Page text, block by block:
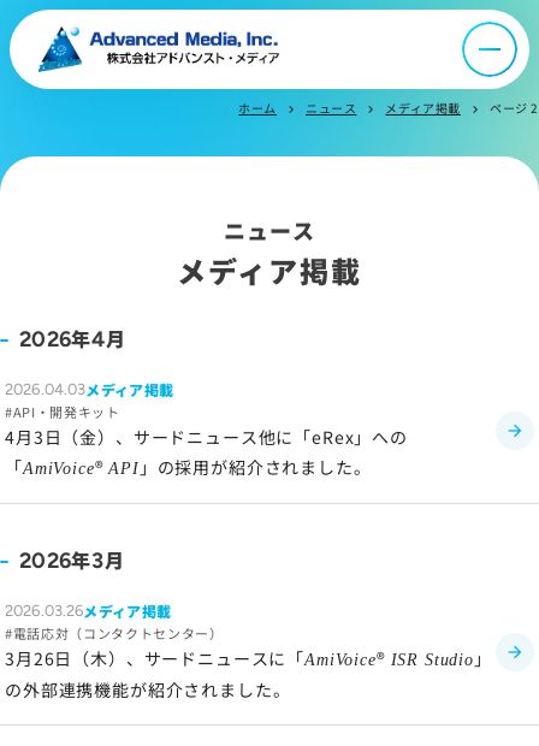
オウンドメディア
ニュース
よくあるご質問
お問い合わせ
サイトマップ
プライバシーポリシー
情報セキュリティポリシー
労働者派遣事業に関わる情報
メールマガジン
ホーム chevron_right ニュース chevron_right メディア掲載 chevron_right ページ 2
ニュース
メディア掲載
2026年4月
2026.04.03メディア掲載
API・開発キット
4月3日（金）、サードニュース他に「eRex」への
「AmiVoice®API 」の採用が紹介されました。
2026年3月
2026.03.26メディア掲載
電話応対（コンタクトセンター）
3月26日（木）、サードニュースに「AmiVoice® ISR Studio 」
の外部連携機能が紹介されました。